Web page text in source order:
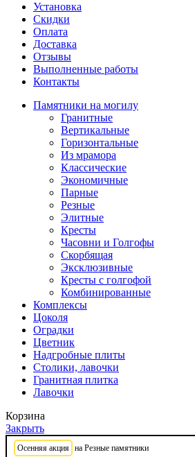
Установка
Скидки
Оплата
Доставка
Отзывы
Выполненные работы
Контакты
Памятники на могилу
Гранитные
Вертикальные
Горизонтальные
Из мрамора
Классические
Экономичные
Парные
Резные
Элитные
Кресты
Часовни и Голгофы
Скорбящая
Эксклюзивные
Кресты с голгофой
Комбинированные
Комплексы
Цоколя
Оградки
Цветник
Надгробные плиты
Столики, лавочки
Гранитная плитка
Лавочки
Корзина
Закрыть
Осенняя акция на Резные памятники